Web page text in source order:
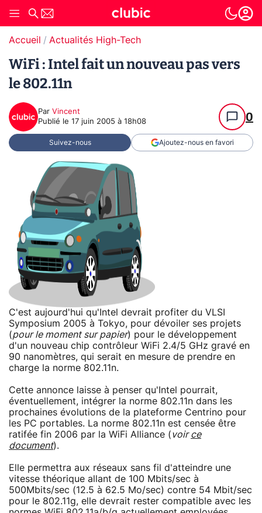
Accueil Actualités High-Tech
WiFi : Intel fait un nouveau pas vers
le 802.11n
Par Vincent
Publié le 17 juin 2005 à 18h08 0
Suivez-nous Ajoutez-nous en favori
C'est aujourd'hui qu'Intel devrait profiter du VLSI
Symposium 2005 à Tokyo, pour dévoiler ses projets
(pour le moment sur papier) pour le développement
d'un nouveau chip contrôleur WiFi 2.4/5 GHz gravé en
90 nanomètres, qui serait en mesure de prendre en
charge la norme 802.11n.
Cette annonce laisse à penser qu'Intel pourrait,
éventuellement, intégrer la norme 802.11n dans les
prochaines évolutions de la plateforme Centrino pour
les PC portables. La norme 802.11n est censée être
ratifée fin 2006 par la WiFi Alliance (voirce
document).
Elle permettra aux réseaux sans fil d'atteindre une
vitesse théorique allant de 100 Mbits/sec à
500Mbits/sec (12.5 à 62.5 Mo/sec) contre 54 Mbit/sec
pour le 802.11g, elle devrait rester compatible avec les